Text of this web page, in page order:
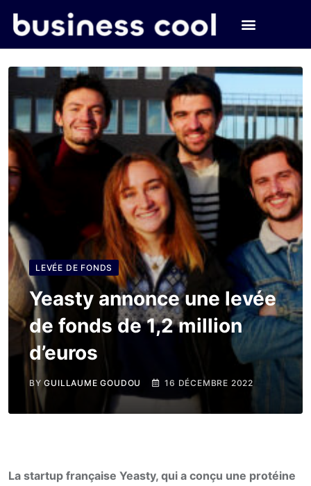
LEVÉE DE FONDS
Yeasty annonce une levée
de fonds de 1,2 million
d’euros
BYGUILLAUME GOUDOU 16 DÉCEMBRE 2022
La startup française Yeasty, qui a conçu une protéine